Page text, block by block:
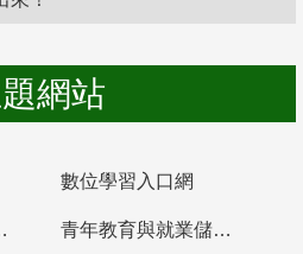
網站
數位學習入口網
書櫃 青年教育與就業儲蓄帳戶